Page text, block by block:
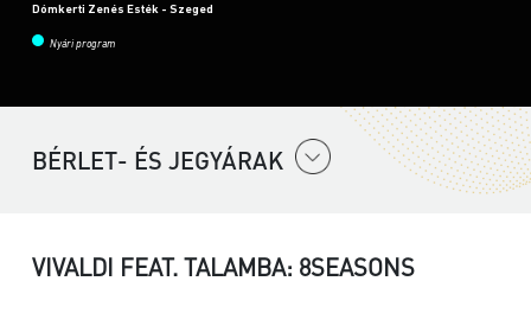
Dómkerti Zenés Esték - Szeged
Nyári program
BÉRLET- ÉS JEGYÁRAK
VIVALDI FEAT. TALAMBA: 8SEASONS